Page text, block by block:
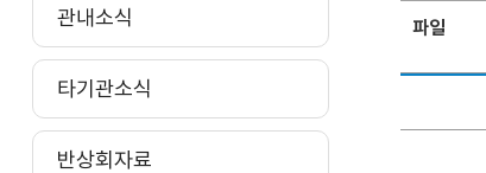
관내소식
타기관소식
반상회자료
파일